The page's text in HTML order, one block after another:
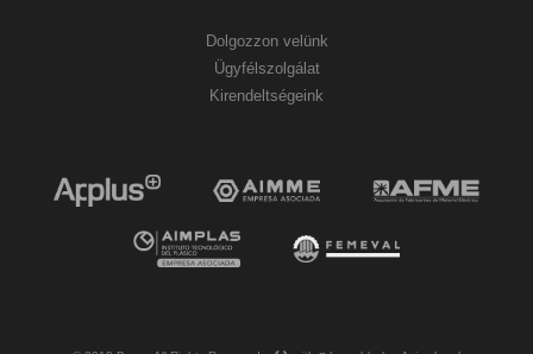
Dolgozzon velünk
Ügyfélszolgálat
Kirendeltségeink